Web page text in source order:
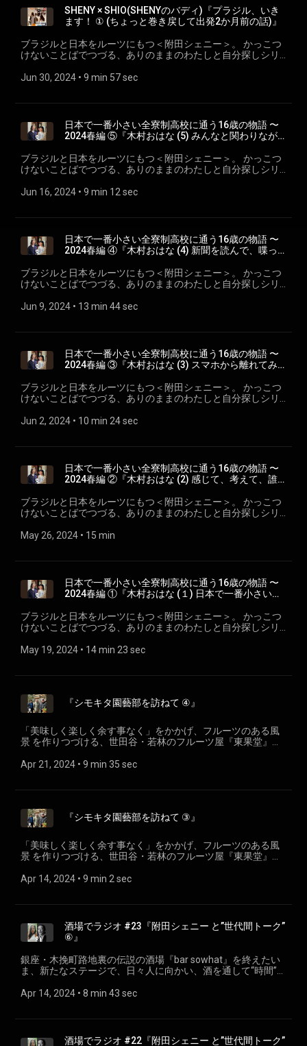
や音楽専門誌、ライナーノーツなどに執筆。自身のレーベ
ル、「Key of Life+」を主催し、作品監修やプロデュース活動
を行う。音楽史における女性をテーマにした研究執筆活動も
行なっている。二児の母。 高田郷子 @ohaichi 1980年福岡県
生まれ。大学卒業後、2年間のイタリア滞在を経て、リノベー
ション物件を中心に扱う不動産企業に勤務。2017年より不動
産事業などを手がけるTraverinv Elephant ㈱にCOOとして、日
本橋のコンセプトビルディングTHE A.I.R BUILDING を運営
SHENY × SHIO(SHENYのバディ)『プラジル、いき
ます！ ① (ちょっと巻き戻して出発2か月前の話)』
ブラジルと日本をルーツにもつ＜附田シェニー＞。 かっこつ
けないことばでつづる、ありのままのわたしと自分探しシリ
出発２か月前の話）』 SHENY × SHIO(ブラジルに同行する
Jun 30, 2024 • 9 min 57 sec
日本で一番小さい全寮制高校に通う16歳の物語 〜
2024春編 ⑤『木村おはな (5) みんなと関わりなが
ブラジルと日本をルーツにもつ＜附田シェニー＞。 かっこつ
けないことばでつづる、ありのままのわたしと自分探しシリ
2024春編 ⑤ ep.18『木村おはな (5) みんなと関わりながら
Jun 16, 2024 • 9 min 12 sec
日本で一番小さい全寮制高校に通う16歳の物語 〜
2024春編 ④『木村おはな (4) 新聞を読んで、喋っ
ブラジルと日本をルーツにもつ＜附田シェニー＞。 かっこつ
けないことばでつづる、ありのままのわたしと自分探しシリ
2024春編 ④ ep.16『木村おはな (4) 』 SHENY × 木村おはな(キ
Jun 9, 2024 • 13 min 44 sec
日本で一番小さい全寮制高校に通う16歳の物語 〜
2024春編 ③『木村おはな (3) スマホから離れてみ
ブラジルと日本をルーツにもつ＜附田シェニー＞。 かっこつ
けないことばでつづる、ありのままのわたしと自分探しシリ
2024春編 ③ ep.16『木村おはな (3) 』 SHENY × 木村おはな(キ
Jun 2, 2024 • 10 min 24 sec
日本で一番小さい全寮制高校に通う16歳の物語 〜
2024春編 ②『木村おはな (2) 感じて、考えて、誰
ブラジルと日本をルーツにもつ＜附田シェニー＞。 かっこつ
けないことばでつづる、ありのままのわたしと自分探しシリ
2024春編 ② ep.15『木村おはな (2) 自らで感じ、考え、誰か
May 26, 2024 • 15 min
日本で一番小さい全寮制高校に通う16歳の物語 〜
2024春編 ①『木村おはな (１) 日本で一番小さい全
ブラジルと日本をルーツにもつ＜附田シェニー＞。 かっこつ
けないことばでつづる、ありのままのわたしと自分探しシリ
2024春編 ① ep.14『木村おはな (１) 日本で一番小さい全寮制
May 19, 2024 • 14 min 23 sec
『シモキタ園藝部を訪ねて ④』
「美味しく楽しく余す事なく」をかかげ、フルーツのある風
景 を作りつづける、世田谷・若林のフルーツ屋『東果堂』代
性を探求。#22『シモキタ園藝部を訪ねて④』 斉藤吉司さん
Apr 21, 2024 • 9 min 35 sec
『シモキタ園藝部を訪ねて ③』
「美味しく楽しく余す事なく」をかかげ、フルーツのある風
景 を作りつづける、世田谷・若林のフルーツ屋『東果堂』代
性を探求。#21『シモキタ園藝部を訪ねて③』 斉藤吉司さん
Apr 14, 2024 • 9 min 2 sec
酒場でラジオ #23『附田シェニー と”世代間トーク”
⑥』
銀座・木挽町路地裏の伝説の酒場『bar sowhat』を終えたい
ま、新たなステージで、日々人に向かい、酒を通して“時間”を
今シリーズのテーマは「世代間トーク」。同じWAH! Radioポ
Apr 14, 2024 • 8 min 43 sec
酒場でラジオ #22『附田シェニー と”世代間トーク”